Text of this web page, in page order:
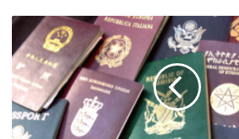
[LeCoupD'œil]
AUCUN
pays
africain
ne
fabrique
tout